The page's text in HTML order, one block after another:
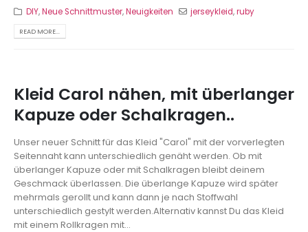
DIY,Neue Schnittmuster,Neuigkeiten jerseykleid,ruby
READ MORE...
Kleid Carol nähen, mit überlanger
Kapuze oder Schalkragen..
Unser neuer Schnitt für das Kleid "Carol" mit der vorverlegten
Seitennaht kann unterschiedlich genäht werden. Ob mit
überlanger Kapuze oder mit Schalkragen bleibt deinem
Geschmack überlassen. Die überlange Kapuze wird später
mehrmals gerollt und kann dann je nach Stoffwahl
unterschiedlich gestylt werden.Alternativ kannst Du das Kleid
mit einem Rollkragen mit...